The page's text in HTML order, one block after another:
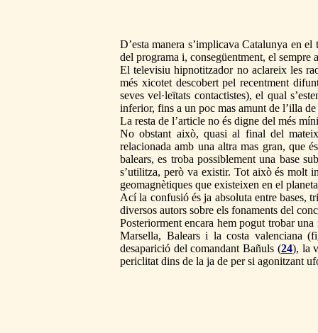
D’esta manera s’implicava Catalunya en
del programa i, consegüentment, el sempre
El televisiu hipnotitzador no aclareix les
més xicotet descobert pel recentment
seves vel·leïtats contactistes), el qual
inferior, fins a un poc mas amunt de l’illa
La resta de l’article no és digne del més
No obstant això, quasi al final del
relacionada amb una altra mas gran, que
balears, es troba possiblement una base
s’utilitza, però va existir. Tot això és molt
geomagnètiques que existeixen en el
Ací la confusió és ja absoluta entre bases,
diversos autors sobre els fonaments del
Posteriorment encara hem pogut trobar
Marsella, Balears i la costa valenciana
desaparició del comandant Bañuls (24), la
periclitat dins de la ja de per si agonitzant